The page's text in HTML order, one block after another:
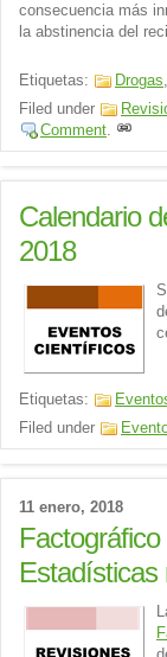
consecuencia más
la abstinencia del
Etiquetas: Drogas,
Filed under
Comment.
Calendario
2018
Etiquetas:
Filed under
11 enero, 2018
Estadísticas